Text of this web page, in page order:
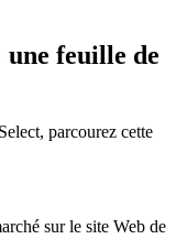
feuille de
parcourez cette
sur le site Web de